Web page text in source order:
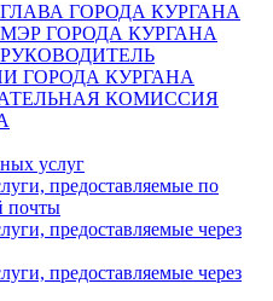
ГОРОДА КУРГАНА
ГОРОДА КУРГАНА
ГОРОДА КУРГАНА
КОМИССИЯ
услуг
предоставляемые по
почты
предоставляемые через
предоставляемые через